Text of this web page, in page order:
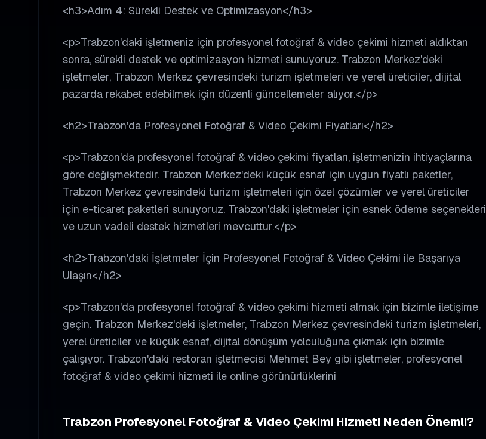
<h3>Adım 4: Sürekli Destek ve Optimizasyon</h3>
<p>Trabzon'daki işletmeniz için profesyonel fotoğraf & video çekimi hizmeti aldıktan
sonra, sürekli destek ve optimizasyon hizmeti sunuyoruz. Trabzon Merkez'deki
işletmeler, Trabzon Merkez çevresindeki turizm işletmeleri ve yerel üreticiler, dijital
pazarda rekabet edebilmek için düzenli güncellemeler alıyor.</p>
<h2>Trabzon'da Profesyonel Fotoğraf & Video Çekimi Fiyatları</h2>
<p>Trabzon'da profesyonel fotoğraf & video çekimi fiyatları, işletmenizin ihtiyaçlarına
göre değişmektedir. Trabzon Merkez'deki küçük esnaf için uygun fiyatlı paketler,
Trabzon Merkez çevresindeki turizm işletmeleri için özel çözümler ve yerel üreticiler
için e-ticaret paketleri sunuyoruz. Trabzon'daki işletmeler için esnek ödeme seçenekleri
ve uzun vadeli destek hizmetleri mevcuttur.</p>
<h2>Trabzon'daki İşletmeler İçin Profesyonel Fotoğraf & Video Çekimi ile Başarıya
Ulaşın</h2>
<p>Trabzon'da profesyonel fotoğraf & video çekimi hizmeti almak için bizimle iletişime
geçin. Trabzon Merkez'deki işletmeler, Trabzon Merkez çevresindeki turizm işletmeleri,
yerel üreticiler ve küçük esnaf, dijital dönüşüm yolculuğuna çıkmak için bizimle
çalışıyor. Trabzon'daki restoran işletmecisi Mehmet Bey gibi işletmeler, profesyonel
fotoğraf & video çekimi hizmeti ile online görünürlüklerini
Trabzon Profesyonel Fotoğraf & Video Çekimi Hizmeti Neden Önemli?